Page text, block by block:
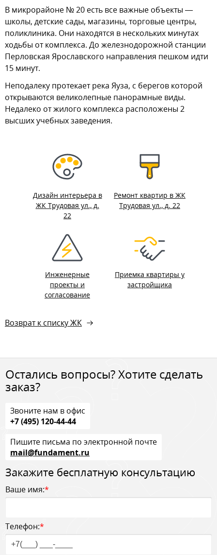
В микрорайоне № 20 есть все важные объекты —
школы, детские сады, магазины, торговые центры,
поликлиника. Они находятся в нескольких минутах
ходьбы от комплекса. До железнодорожной станции
Перловская Ярославского направления пешком идти
15 минут.
Неподалеку протекает река Яуза, с берегов которой
открываются великолепные панорамные виды.
Недалеко от жилого комплекса расположены 2
высших учебных заведения.
Дизайн интерьера в
ЖК Трудовая ул., д.
22
Ремонт квартир в ЖК
Трудовая ул., д. 22
Инженерные
проекты и
согласование
Приемка квартиры у
застройщика
Возврат к списку ЖК
Остались вопросы? Хотите сделать
заказ?
Звоните нам в офис
+7 (495) 120-44-44
Пишите письма по электронной почте
mail@fundament.ru
Закажите бесплатную консультацию
Ваше имя:*
Телефон:*